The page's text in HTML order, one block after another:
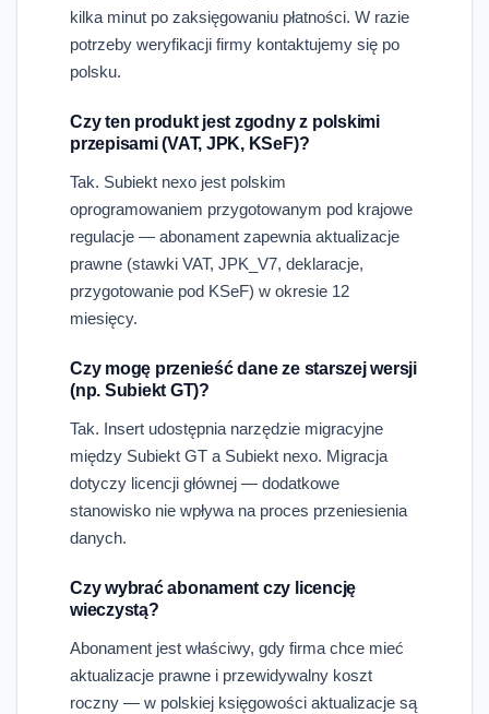
kilka minut po zaksięgowaniu płatności. W razie
potrzeby weryfikacji firmy kontaktujemy się po
polsku.
Czy ten produkt jest zgodny z polskimi
przepisami (VAT, JPK, KSeF)?
Tak. Subiekt nexo jest polskim
oprogramowaniem przygotowanym pod krajowe
regulacje — abonament zapewnia aktualizacje
prawne (stawki VAT, JPK_V7, deklaracje,
przygotowanie pod KSeF) w okresie 12
miesięcy.
Czy mogę przenieść dane ze starszej wersji
(np. Subiekt GT)?
Tak. Insert udostępnia narzędzie migracyjne
między Subiekt GT a Subiekt nexo. Migracja
dotyczy licencji głównej — dodatkowe
stanowisko nie wpływa na proces przeniesienia
danych.
Czy wybrać abonament czy licencję
wieczystą?
Abonament jest właściwy, gdy firma chce mieć
aktualizacje prawne i przewidywalny koszt
roczny — w polskiej księgowości aktualizacje są